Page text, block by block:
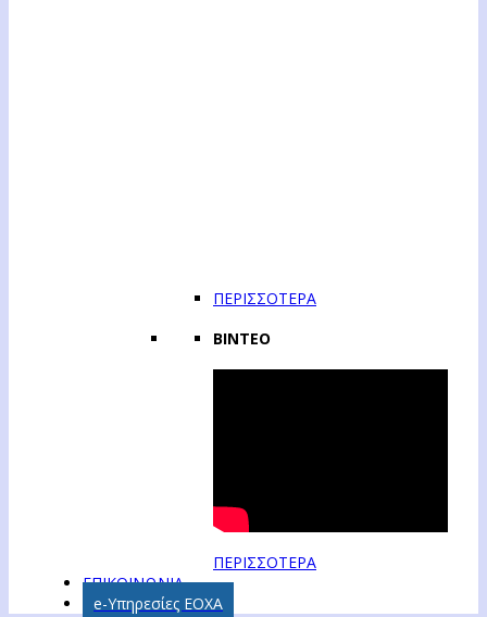
ΠΕΡΙΣΣΟΤΕΡΑ
ΒΙΝΤΕΟ
ΠΕΡΙΣΣΟΤΕΡΑ
ΕΠΙΚΟΙΝΩΝΙΑ
e-Υπηρεσίες ΕΟΧΑ